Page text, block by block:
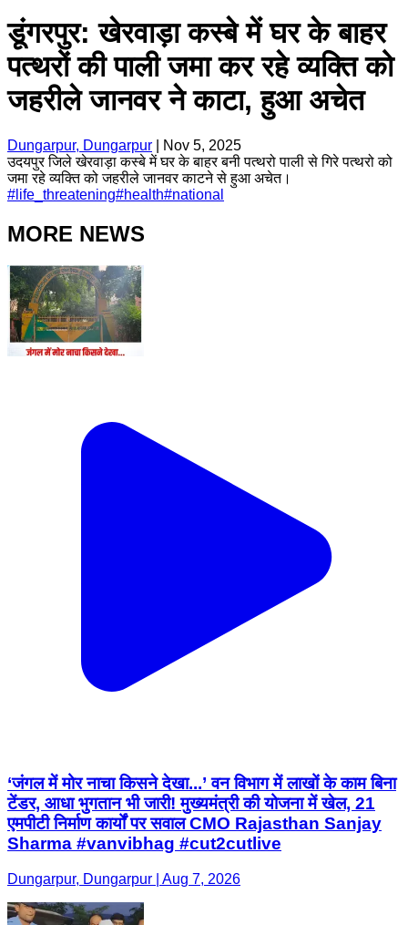
डूंगरपुर: खेरवाड़ा कस्बे में घर के बाहर
पत्थरों की पाली जमा कर रहे व्यक्ति को
जहरीले जानवर ने काटा, हुआ अचेत
Dungarpur, Dungarpur
Nov 5, 2025
उदयपुर जिले खेरवाड़ा कस्बे में घर के बाहर बनी पत्थरो पाली से गिरे पत्थरो को
जमा रहे व्यक्ति को जहरीले जानवर काटने से हुआ अचेत।
# life_threatening#health#national
MORE NEWS
‘जंगल में मोर नाचा किसने देखा...’ वन विभाग में लाखों के काम बिना
टेंडर, आधा भुगतान भी जारी! मुख्यमंत्री की योजना में खेल, 21
एमपीटी निर्माण कार्यों पर सवाल CMO Rajasthan Sanjay
Sharma #vanvibhag #cut2cutlive
Dungarpur, Dungarpur | Aug 7, 2026